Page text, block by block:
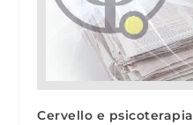
Cervello e psicoterapia